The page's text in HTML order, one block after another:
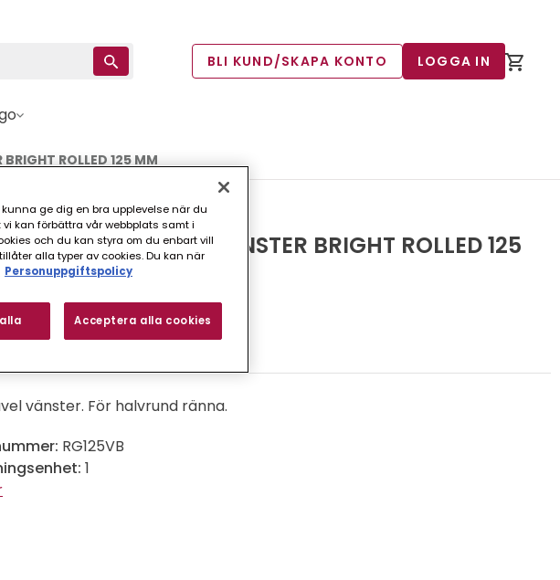
BLI KUND/SKAPA KONTO LOGGA IN
ROLLED 125 MM
RHEINZINK VÄNSTER BRIGHT ROLLED 125
I FLER VARIANTER (3)
vänster. För halvrund ränna.
RG125VB
1
ge dig en bra upplevelse när du
kan förbättra vår webbplats samt i
och du kan styra om du enbart vill
alla typer av cookies. Du kan när
Personuppgiftspolicy
Acceptera alla cookies